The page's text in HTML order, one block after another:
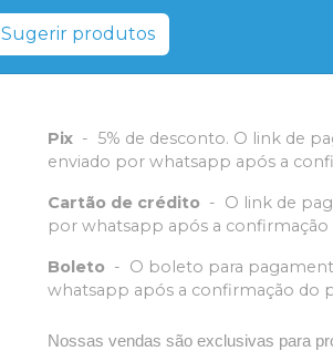
Sugerir produtos
Pix - 5% de desconto. O link de
enviado por whatsapp após a
Cartão de crédito - O link de
por whatsapp após a confirmação
Boleto - O boleto para
whatsapp após a confirmação do
Nossas vendas são exclusivas para